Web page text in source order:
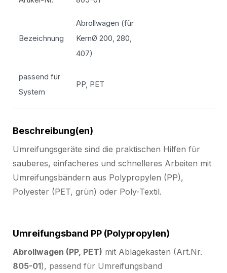
Bezeichnung
Abrollwagen (für
KernØ 200, 280,
407)
passend für
System
PP, PET
Beschreibung(en)
Umreifungsgeräte sind die praktischen Hilfen für
sauberes, einfacheres und schnelleres Arbeiten mit
Umreifungsbändern aus Polypropylen (PP),
Polyester (PET, grün) oder Poly-Textil.
Umreifungsband PP (Polypropylen)
Abrollwagen (PP, PET) mit Ablagekasten (Art.Nr.
805-01), passend für Umreifungsband